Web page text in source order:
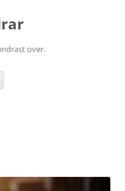
over.
Gå
innhaldet